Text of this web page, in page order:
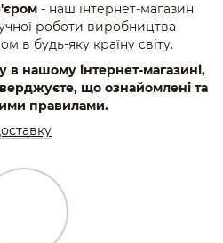
- наш інтернет-магазин
роботи виробництва
в будь-яку країну світу.
нашому інтернет-магазині,
що ознайомлені та
правилами.